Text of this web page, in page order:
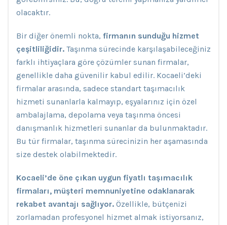
olacaktır.
Bir diğer önemli nokta, firmanın sunduğu hizmet
çeşitliliğidir. Taşınma sürecinde karşılaşabileceğiniz
farklı ihtiyaçlara göre çözümler sunan firmalar,
genellikle daha güvenilir kabul edilir. Kocaeli’deki
firmalar arasında, sadece standart taşımacılık
hizmeti sunanlarla kalmayıp, eşyalarınız için özel
ambalajlama, depolama veya taşınma öncesi
danışmanlık hizmetleri sunanlar da bulunmaktadır.
Bu tür firmalar, taşınma sürecinizin her aşamasında
size destek olabilmektedir.
Kocaeli’de öne çıkan uygun fiyatlı taşımacılık
firmaları, müşteri memnuniyetine odaklanarak
rekabet avantajı sağlıyor. Özellikle, bütçenizi
zorlamadan profesyonel hizmet almak istiyorsanız,